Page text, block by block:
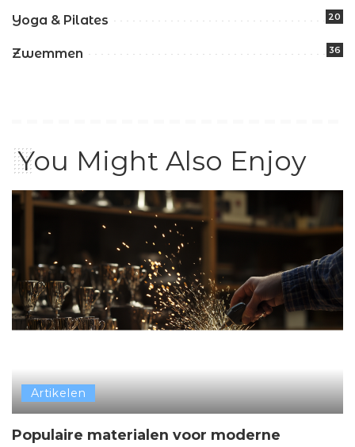
Yoga & Pilates 20
Zwemmen 36
You Might Also Enjoy
Artikelen
Populaire materialen voor moderne